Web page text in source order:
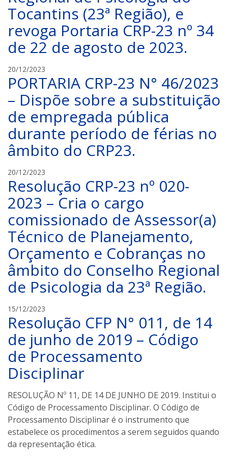
Tocantins (23ª Região), e
revoga Portaria CRP-23 nº 34
de 22 de agosto de 2023.
20/12/2023
R
P
-
2
3
PORTARIA CRP-23 N° 46/2023
– Dispõe sobre a substituição
de empregada pública
durante período de férias no
âmbito do CRP23.
20/12/2023
R
P
-
2
3
Resolução CRP-23 nº 020-
2023 – Cria o cargo
comissionado de Assessor(a)
Técnico de Planejamento,
Orçamento e Cobranças no
âmbito do Conselho Regional
de Psicologia da 23ª Região.
15/12/2023
R
P
-
2
3
Resolução CFP N° 011, de 14
de junho de 2019 – Código
de Processamento
Disciplinar
RESOLUÇÃO Nº 11, DE 14 DE JUNHO DE 2019. Institui o
Código de Processamento Disciplinar. O Código de
Processamento Disciplinar é o instrumento que
estabelece os procedimentos a serem seguidos quando
da representação ética.